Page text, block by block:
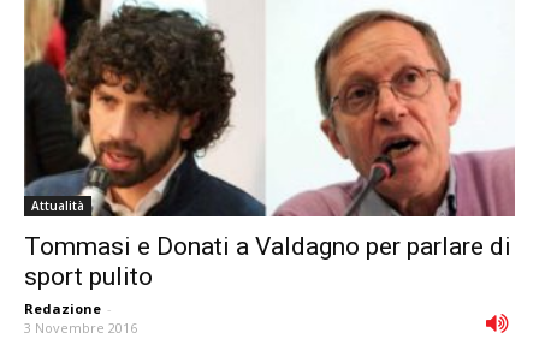
Attualità
Tommasi e Donati a Valdagno per parlare di
sport pulito
Redazione -
3 Novembre 2016